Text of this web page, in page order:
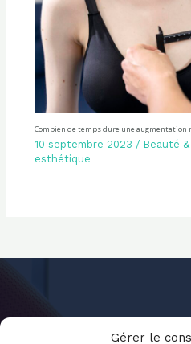
Gérer le
Combien de temps dure une augmentation
10 septembre 2023 / Beauté
esthétique